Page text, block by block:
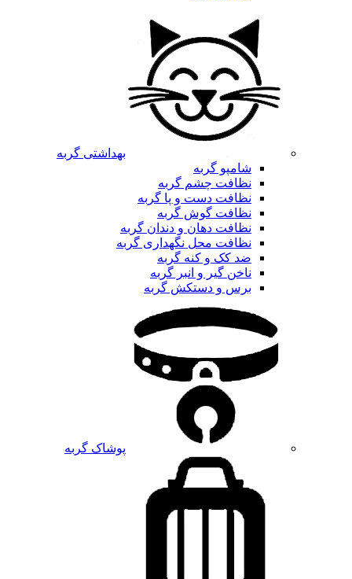
بهداشتی گربه
شامپو گربه
نظافت چشم گربه
نظافت دست و پا گربه
نظافت گوش گربه
نظافت دهان و دندان گربه
نظافت محل نگهداری گربه
ضد کک و کنه گربه
ناخن گیر و انبر گربه
برس و دستکش گربه
پوشاک گربه